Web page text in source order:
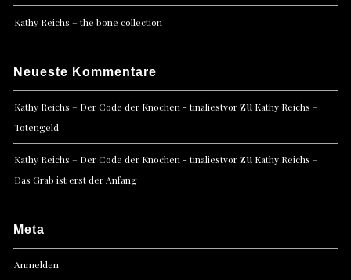
Kathy Reichs – the bone collection
Neueste Kommentare
Kathy Reichs – Der Code der Knochen - tinaliestvorzu Kathy Reichs –
Totengeld
Kathy Reichs – Der Code der Knochen - tinaliestvorzu Kathy Reichs –
Das Grab ist erst der Anfang
Meta
Anmelden